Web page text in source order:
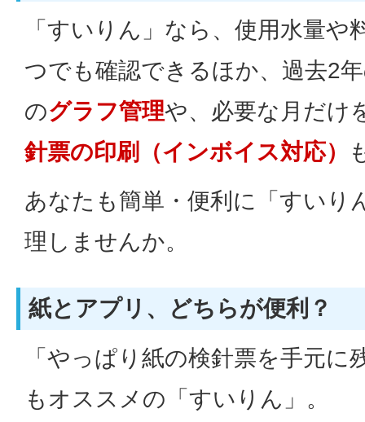
「すいりん」なら、使用水量
つでも確認できるほか、過去2
のグラフ管理や、必要な月だけ
針票の印刷（インボイス対応）
あなたも簡単・便利に「すいり
理しませんか。
紙とアプリ、どちらが便利？
「やっぱり紙の検針票を手元
もオススメの「すいりん」。